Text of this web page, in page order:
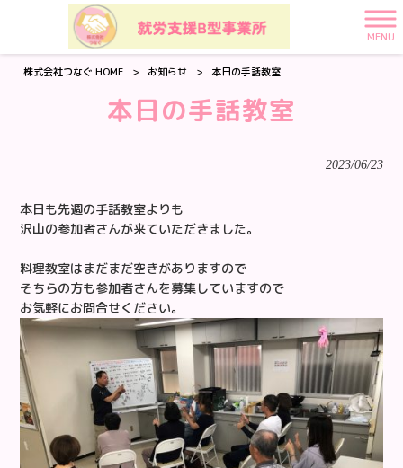
MENU
株式会社つなぐ HOME > お知らせ > 本日の手話教室
本日の手話教室
2023/06/23
本日も先週の手話教室よりも
沢山の参加者さんが来ていただきました。
料理教室はまだまだ空きがありますので
そちらの方も参加者さんを募集していますので
お気軽にお問合せください。